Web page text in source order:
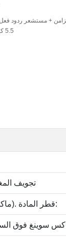
5.5 كيلو وات، دقة فهرسة عالية
تجويف
(ماكس). قطر المادة:
سوينغ فوق